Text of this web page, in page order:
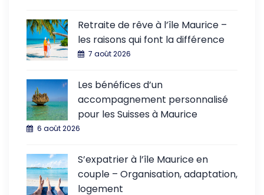
Retraite de rêve à l’île Maurice –
les raisons qui font la différence
7 août 2026
Les bénéfices d’un
accompagnement personnalisé
pour les Suisses à Maurice
6 août 2026
S’expatrier à l’île Maurice en
couple – Organisation, adaptation,
logement